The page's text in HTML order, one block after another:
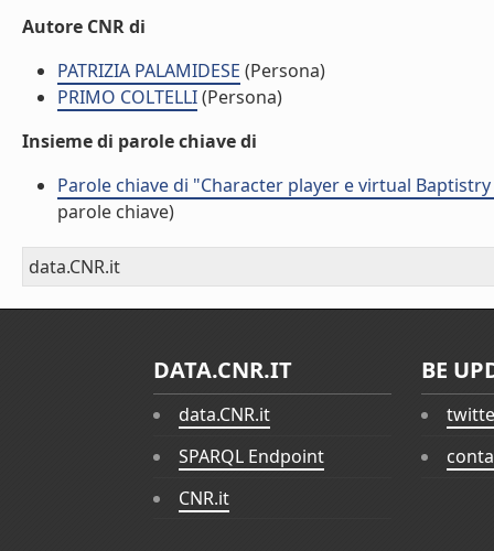
Autore CNR di
PATRIZIA PALAMIDESE (Persona)
PRIMO COLTELLI(Persona)
Insieme di parole chiave di
Parole chiave di "Character player e virtual
parole chiave)
data.CNR.it
DATA.CNR.IT
data.CNR.it
SPARQL Endpoint
CNR.it
BE